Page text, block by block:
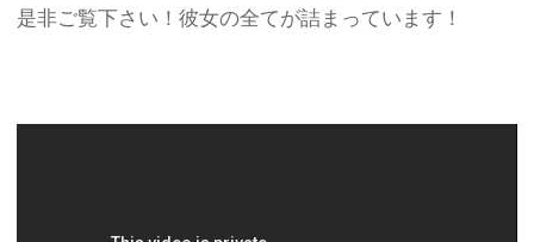
是非ご覧下さい！彼女の全てが詰まっています！